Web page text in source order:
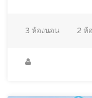
3 ห้องนอน 2 ห้